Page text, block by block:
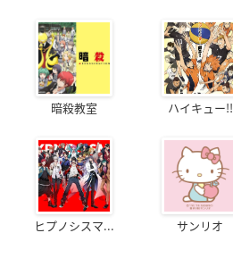
暗殺教室 ハイキュー!!
ヒプノシスマ... サンリオ